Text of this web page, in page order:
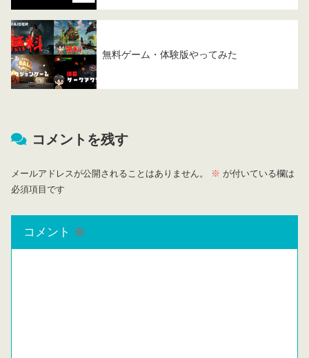
無料ゲーム・体験版やってみた
コメントを残す
メールアドレスが公開されることはありません。 ※ が付いている欄は
必須項目です
コメント ※